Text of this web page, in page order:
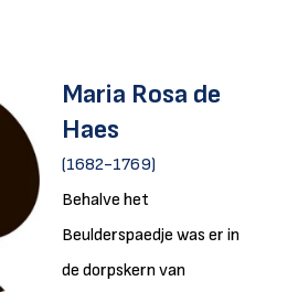
Maria Rosa de
Haes
(1682-1769)
Behalve het
Beulderspaedje was er in
de dorpskern van